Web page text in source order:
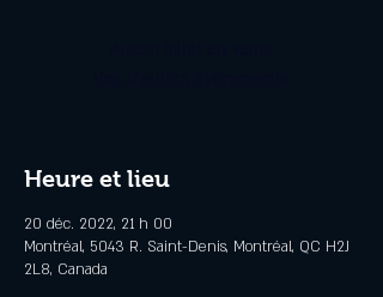
Heure et lieu
20 déc. 2022, 21 h 00
Montréal, 5043 R. Saint-Denis, Montréal, QC H2J
2L8, Canada